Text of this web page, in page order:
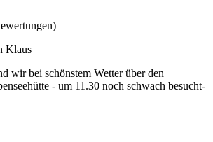
Klaus
wir bei schönstem Wetter über den
- um 11.30 noch schwach besucht-